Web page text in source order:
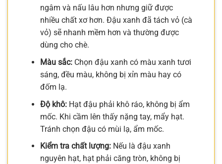
ngâm và nấu lâu hơn nhưng giữ được
nhiều chất xơ hơn. Đậu xanh đã tách vỏ (cà
vỏ) sẽ nhanh mềm hơn và thường được
dùng cho chè.
Màu sắc:Chọn đậu xanh có màu xanh tươi
sáng, đều màu, không bị xỉn màu hay có
đốm lạ.
Độ khô:Hạt đậu phải khô ráo, không bị ẩm
mốc. Khi cầm lên thấy nặng tay, mẩy hạt.
Tránh chọn đậu có mùi lạ, ẩm mốc.
Kiểm tra chất lượng:Nếu là đậu xanh
nguyên hạt, hạt phải căng tròn, không bị